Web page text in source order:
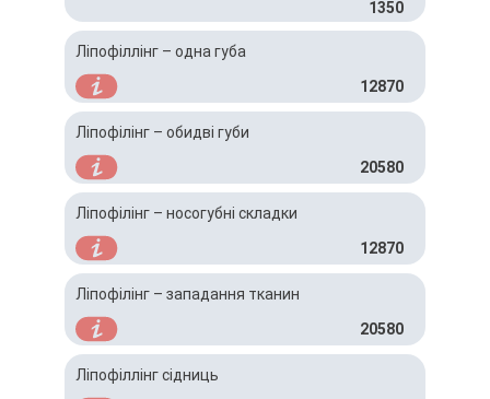
1350
Ліпофіллінг – одна губа
12870
Ліпофілінг – обидві губи
20580
Ліпофілінг – носогубні складки
12870
Ліпофілінг – западання тканин
20580
Ліпофіллінг сідниць